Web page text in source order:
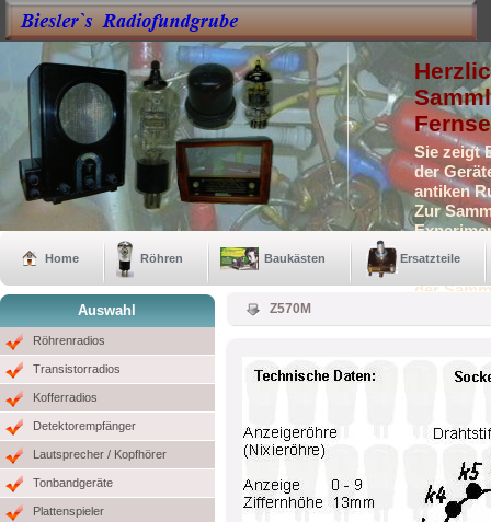
Sie zeigt
der
antiken
Zur
der
Home Röhren Baukästen Ersatzteile
Auswahl
Röhrenradios
Transistorradios
Kofferradios
Detektorempfänger
Lautsprecher / Kopfhörer
Tonbandgeräte
Plattenspieler
Z570M